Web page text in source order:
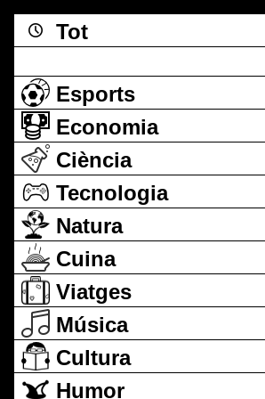
Tot
Esports
Economia
Ciència
Tecnologia
Natura
Cuina
Viatges
Música
Cultura
Humor